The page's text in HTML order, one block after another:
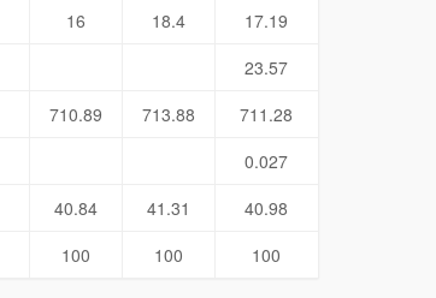
16 18.4
17.19
23.57
710.89 713.88
711.28
0.027
40.84 41.31
40.98
100 100 100